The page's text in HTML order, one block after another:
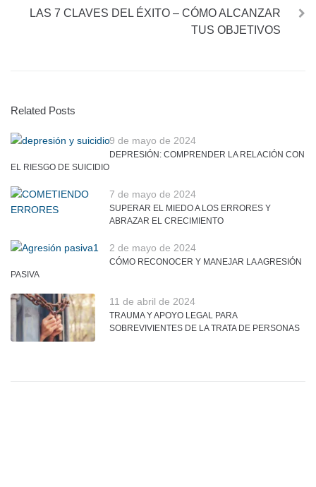
LAS 7 CLAVES DEL ÉXITO – CÓMO ALCANZAR
TUS OBJETIVOS
Related Posts
9 de mayo de 2024
DEPRESIÓN: COMPRENDER LA RELACIÓN CON
EL RIESGO DE SUICIDIO
7 de mayo de 2024
SUPERAR EL MIEDO A LOS ERRORES Y
ABRAZAR EL CRECIMIENTO
2 de mayo de 2024
CÓMO RECONOCER Y MANEJAR LA AGRESIÓN
PASIVA
11 de abril de 2024
TRAUMA Y APOYO LEGAL PARA
SOBREVIVIENTES DE LA TRATA DE PERSONAS